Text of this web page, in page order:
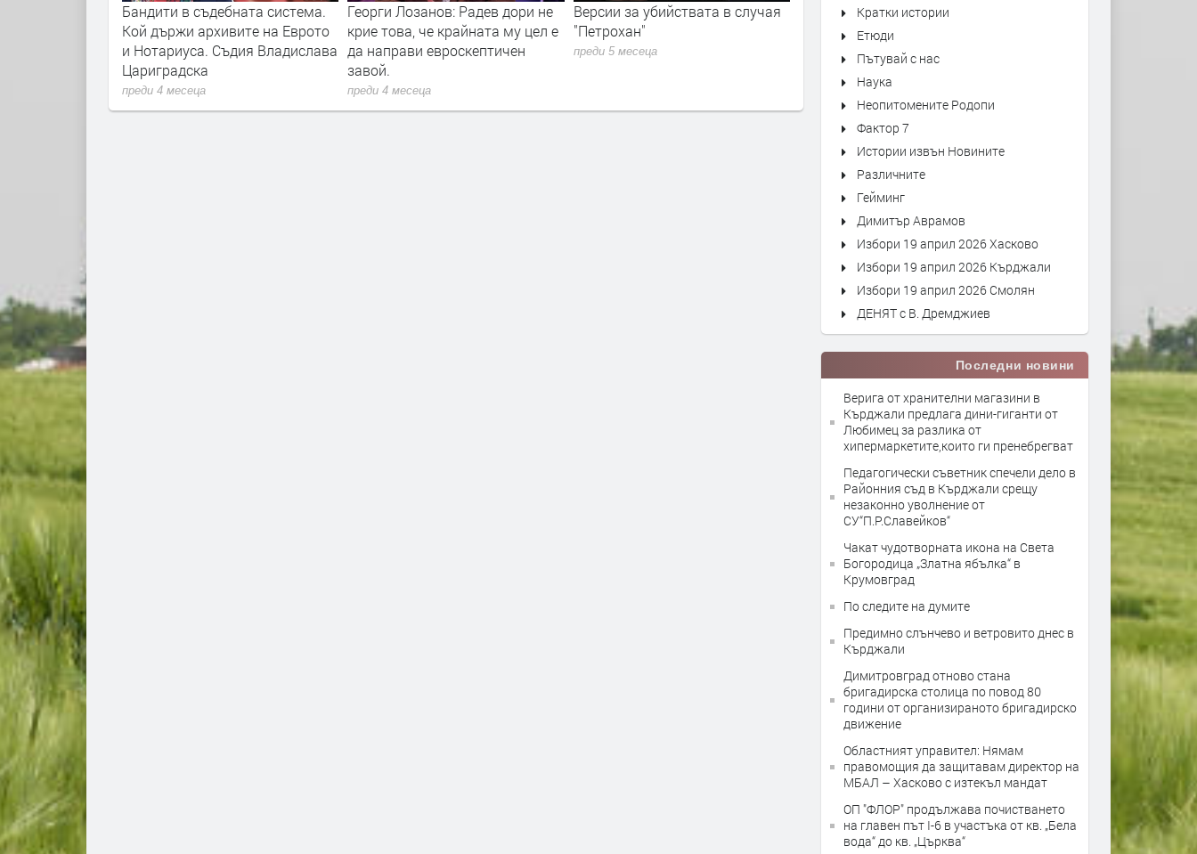
Бандити в съдебната система.
Кой държи архивите на Еврото
и Нотариуса. Съдия Владислава
Цариградска
преди 4 месеца
Георги Лозанов: Радев дори не
крие това, че крайната му цел е
да направи евроскептичен
завой.
преди 4 месеца
Версии за убийствата в случая
"Петрохан"
преди 5 месеца
Президент в оставка Какво ще
прави Румен Радев
преди 6 месеца
Кратки истории
Етюди
Пътувай с нас
Наука
Неопитомените Родопи
Фактор 7
Истории извън Новините
Различните
Гейминг
Димитър Аврамов
Избори 19 април 2026 Хасково
Избори 19 април 2026 Кърджали
Избори 19 април 2026 Смолян
ДЕНЯТ с В. Дремджиев
Последни новини
Верига от хранителни магазини в
Кърджали предлага дини-гиганти от
Любимец за разлика от
хипермаркетите,които ги пренебрегват
Педагогически съветник спечели дело в
Районния съд в Кърджали срещу
незаконно уволнение от
СУ“П.Р.Славейков“
Чакат чудотворната икона на Света
Богородица „Златна ябълка“ в
Крумовград
По следите на думите
Предимно слънчево и ветровито днес в
Кърджали
Димитровград отново стана
бригадирска столица по повод 80
години от организираното бригадирско
движение
Областният управител: Нямам
правомощия да защитавам директор на
МБАЛ – Хасково с изтекъл мандат
ОП "ФЛОР" продължава почистването
на главен път I-6 в участъка от кв. „Бела
вода“ до кв. „Църква“